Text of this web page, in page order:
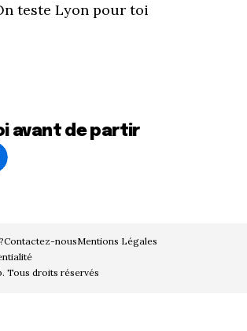
teste Lyon pour toi
avant de partir
Contactez-nousMentions Légales
Tous droits réservés